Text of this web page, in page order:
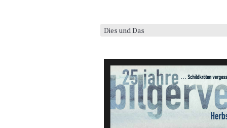
Dies und Das